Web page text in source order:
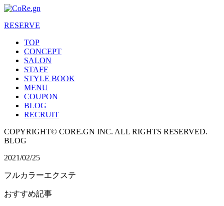
RESERVE
TOP
CONCEPT
SALON
STAFF
STYLE BOOK
MENU
COUPON
BLOG
RECRUIT
COPYRIGHT© CORE.GN INC. ALL RIGHTS RESERVED.
BLOG
2021/02/25
フルカラーエクステ
おすすめ記事